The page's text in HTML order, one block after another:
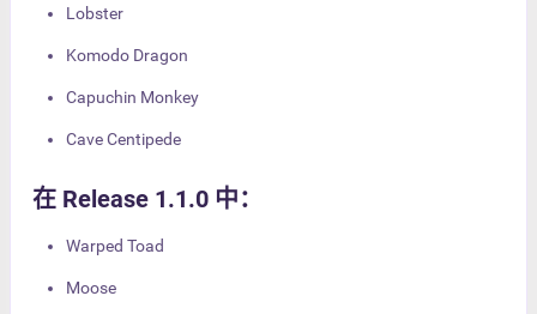
Lobster
Komodo Dragon
Capuchin Monkey
Cave Centipede
在 Release 1.1.0 中：
Warped Toad
Moose